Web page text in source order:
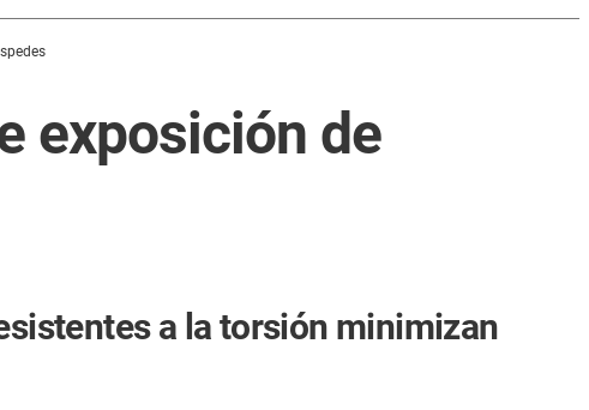
exposición de
a la torsión minimizan